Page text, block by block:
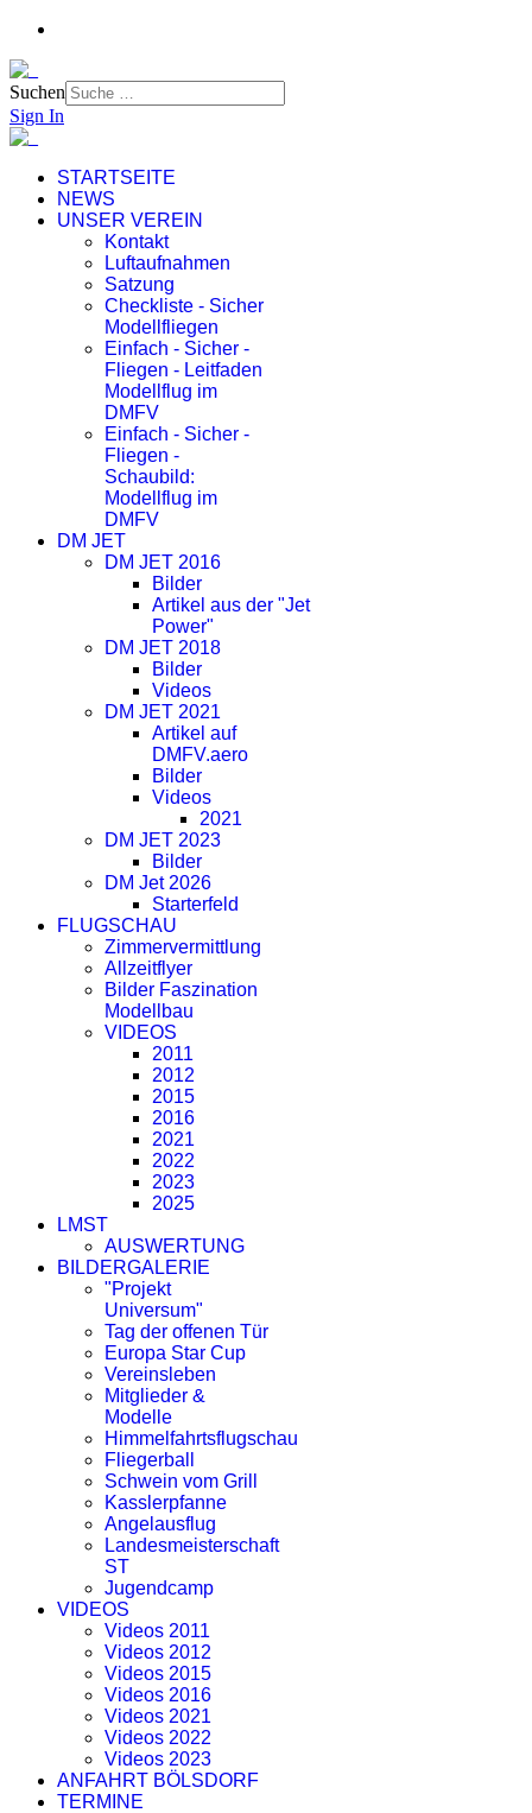
Suchen
Sign In
STARTSEITE
NEWS
UNSER VEREIN
Kontakt
Luftaufnahmen
Satzung
Checkliste - Sicher
Modellfliegen
Einfach - Sicher -
Fliegen - Leitfaden
Modellflug im
DMFV
Einfach - Sicher -
Fliegen -
Schaubild:
Modellflug im
DMFV
DM JET
DM JET 2016
Bilder
Artikel aus der "Jet
Power"
DM JET 2018
Bilder
Videos
DM JET 2021
Artikel auf
DMFV.aero
Bilder
Videos
2021
DM JET 2023
Bilder
DM Jet 2026
Starterfeld
FLUGSCHAU
Zimmervermittlung
Allzeitflyer
Bilder Faszination
Modellbau
VIDEOS
2011
2012
2015
2016
2021
2022
2023
2025
LMST
AUSWERTUNG
BILDERGALERIE
"Projekt
Universum"
Tag der offenen Tür
Europa Star Cup
Vereinsleben
Mitglieder &
Modelle
Himmelfahrtsflugschau
Fliegerball
Schwein vom Grill
Kasslerpfanne
Angelausflug
Landesmeisterschaft
ST
Jugendcamp
VIDEOS
Videos 2011
Videos 2012
Videos 2015
Videos 2016
Videos 2021
Videos 2022
Videos 2023
ANFAHRT BÖLSDORF
TERMINE